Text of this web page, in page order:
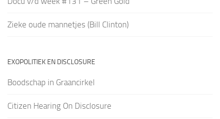
Zieke oude mannetjes (Bill Clinton)
EXOPOLITIEK EN DISCLOSURE
Boodschap in Graancirkel
Citizen Hearing On Disclosure